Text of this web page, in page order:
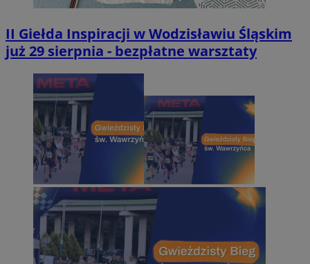
II Giełda Inspiracji w Wodzisławiu Śląskim
już 29 sierpnia - bezpłatne warsztaty